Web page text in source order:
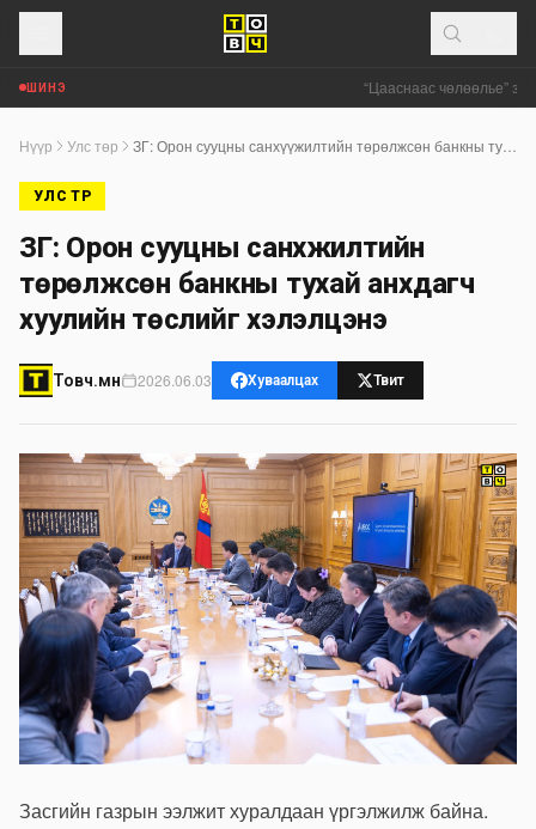
ШИНЭ “Цааснаас чөлөөлье”
Нүүр Улс төр
УЛС ТӨР
ЗГ: Орон сууцны санхүүжилтийн
төрөлжсөн банкны тухай анхдагч
хуулийн төслийг хэлэлцэнэ
Товч.мн 2026.06.03 Хуваалцах Твит
Засгийн газрын ээлжит хуралдаан үргэлжилж байна.